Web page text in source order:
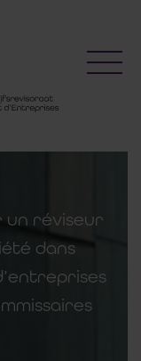
un réviseur
dans